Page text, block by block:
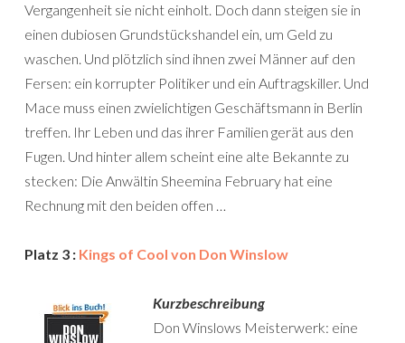
Vergangenheit sie nicht einholt. Doch dann steigen sie in
einen dubiosen Grundstückshandel ein, um Geld zu
waschen. Und plötzlich sind ihnen zwei Männer auf den
Fersen: ein korrupter Politiker und ein Auftragskiller. Und
Mace muss einen zwielichtigen Geschäftsmann in Berlin
treffen. Ihr Leben und das ihrer Familien gerät aus den
Fugen. Und hinter allem scheint eine alte Bekannte zu
stecken: Die Anwältin Sheemina February hat eine
Rechnung mit den beiden offen …
Platz 3 : Kings of Cool von Don Winslow
Kurzbeschreibung
Don Winslows Meisterwerk: eine